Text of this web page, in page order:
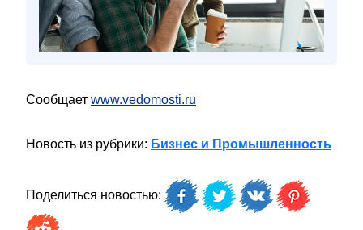
Сообщает www.vedomosti.ru
Новость из рубрики: Бизнес и Промышленность
Поделиться новостью: